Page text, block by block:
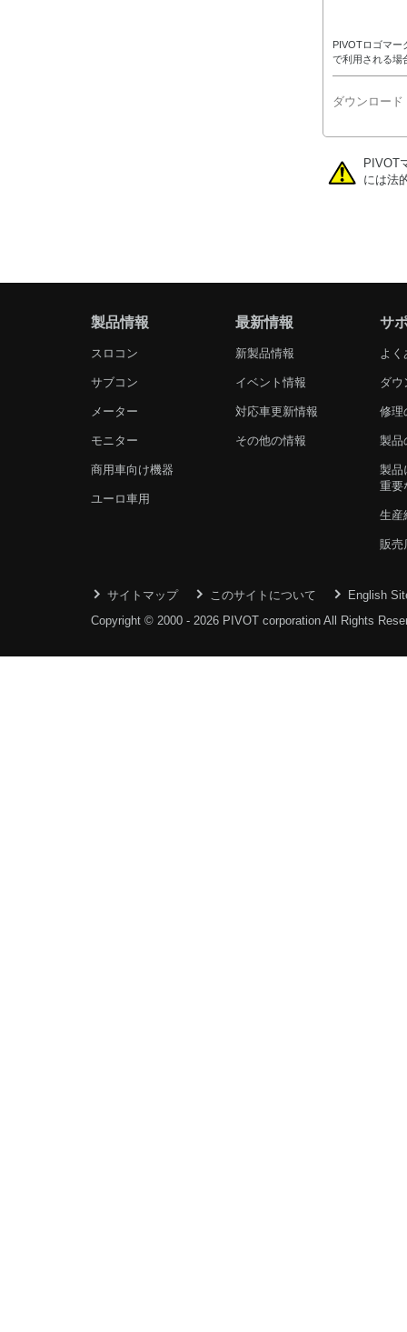
PIVOTロゴマー
で利用される場
ダウンロード
PIVOT
には法
製品情報
スロコン
サブコン
メーター
モニター
商用車向け機器
ユーロ車用
最新情報
新製品情報
イベント情報
対応車更新情報
その他の情報
サ
よく
ダウ
修理
製品
製品
重要
生産
販売
サイトマップ このサイトについて
English
Copyright © 2000 - 2026 PIVOT corporation All Rights